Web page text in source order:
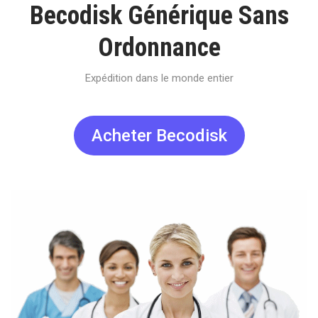
Becodisk Générique Sans
Ordonnance
Expédition dans le monde entier
Acheter Becodisk